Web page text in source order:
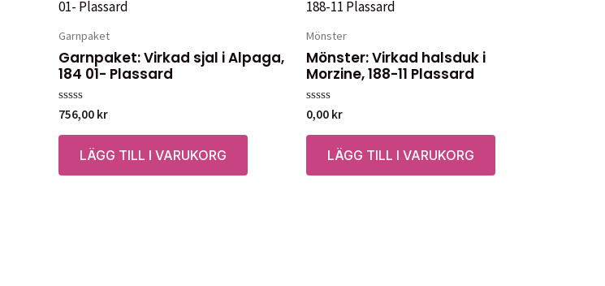
Garnpaket
Garnpaket: Virkad sjal i Alpaga,
184 01- Plassard
Betygsatt
av
756,00 kr
LÄGG TILL I VARUKORG
Mönster
Mönster: Virkad halsduk i
Morzine, 188-11 Plassard
Betygsatt
av
0,00 kr
LÄGG TILL I VARUKORG